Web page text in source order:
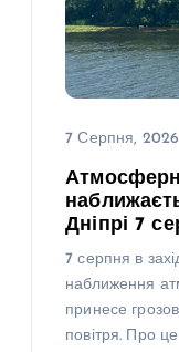
7 Серпня, 2026
Дніпрі 7
7 серпня в
наближення
принесе
повітря. Про